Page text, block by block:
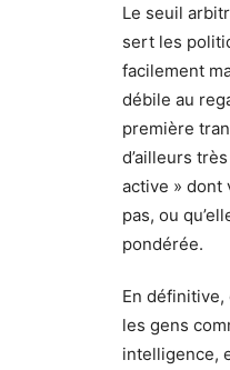
Le seuil
sert les
facilement
débile au
première
d’ailleurs
active » dont
pas, ou
pondérée.
En
les gens
intelligence,